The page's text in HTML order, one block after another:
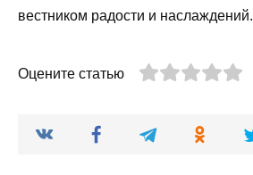
вестником радости и наслаждений.
Оцените статью